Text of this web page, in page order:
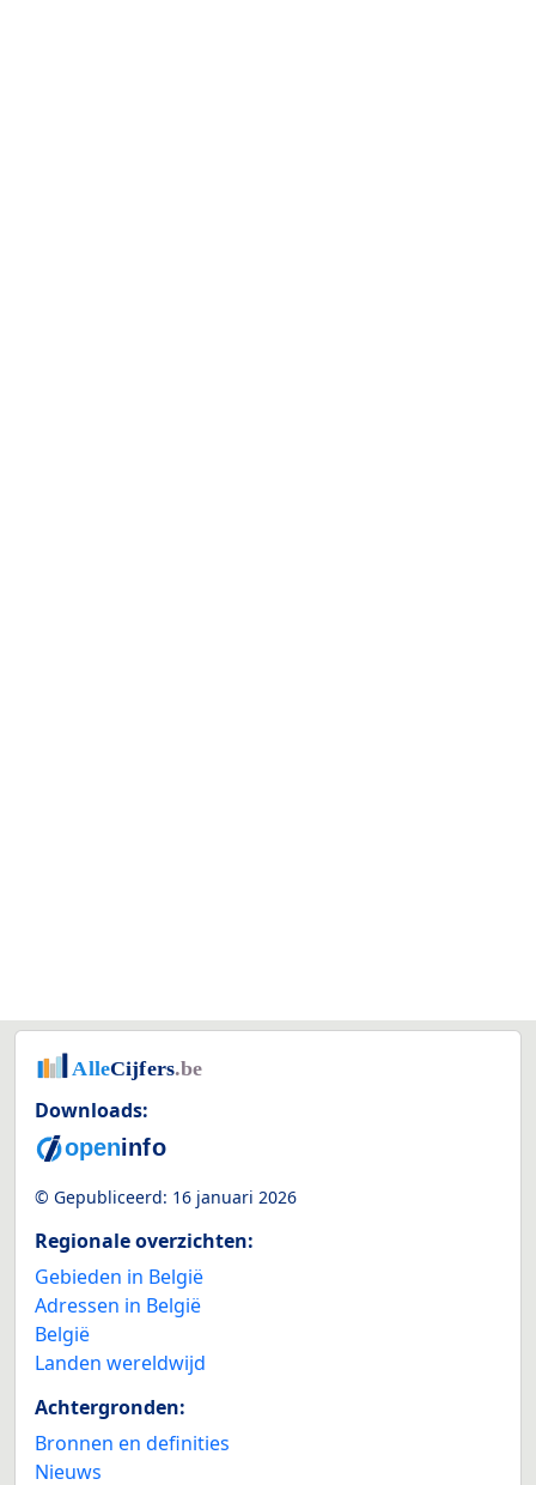
Downloads:
© Gepubliceerd: 16 januari 2026
Regionale overzichten:
Gebieden in België
Adressen in België
België
Landen wereldwijd
Achtergronden:
Bronnen en definities
Nieuws